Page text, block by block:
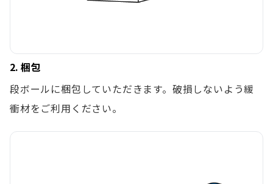
2. 梱包
段ボールに梱包していただきます。破損しないよう緩
衝材をご利用ください。